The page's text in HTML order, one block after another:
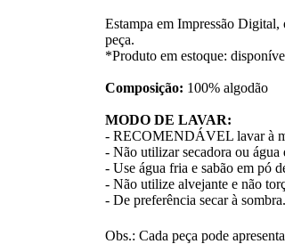
Estampa em Impressão
peça.
*Produto em estoque:
Composição: 100% algodão
MODO DE LAVAR:
- RECOMENDÁVEL lavar à
- Não utilizar secadora ou água
- Use água fria e sabão em pó
- Não utilize alvejante e não
- De preferência secar à sombra.
Obs.: Cada peça pode